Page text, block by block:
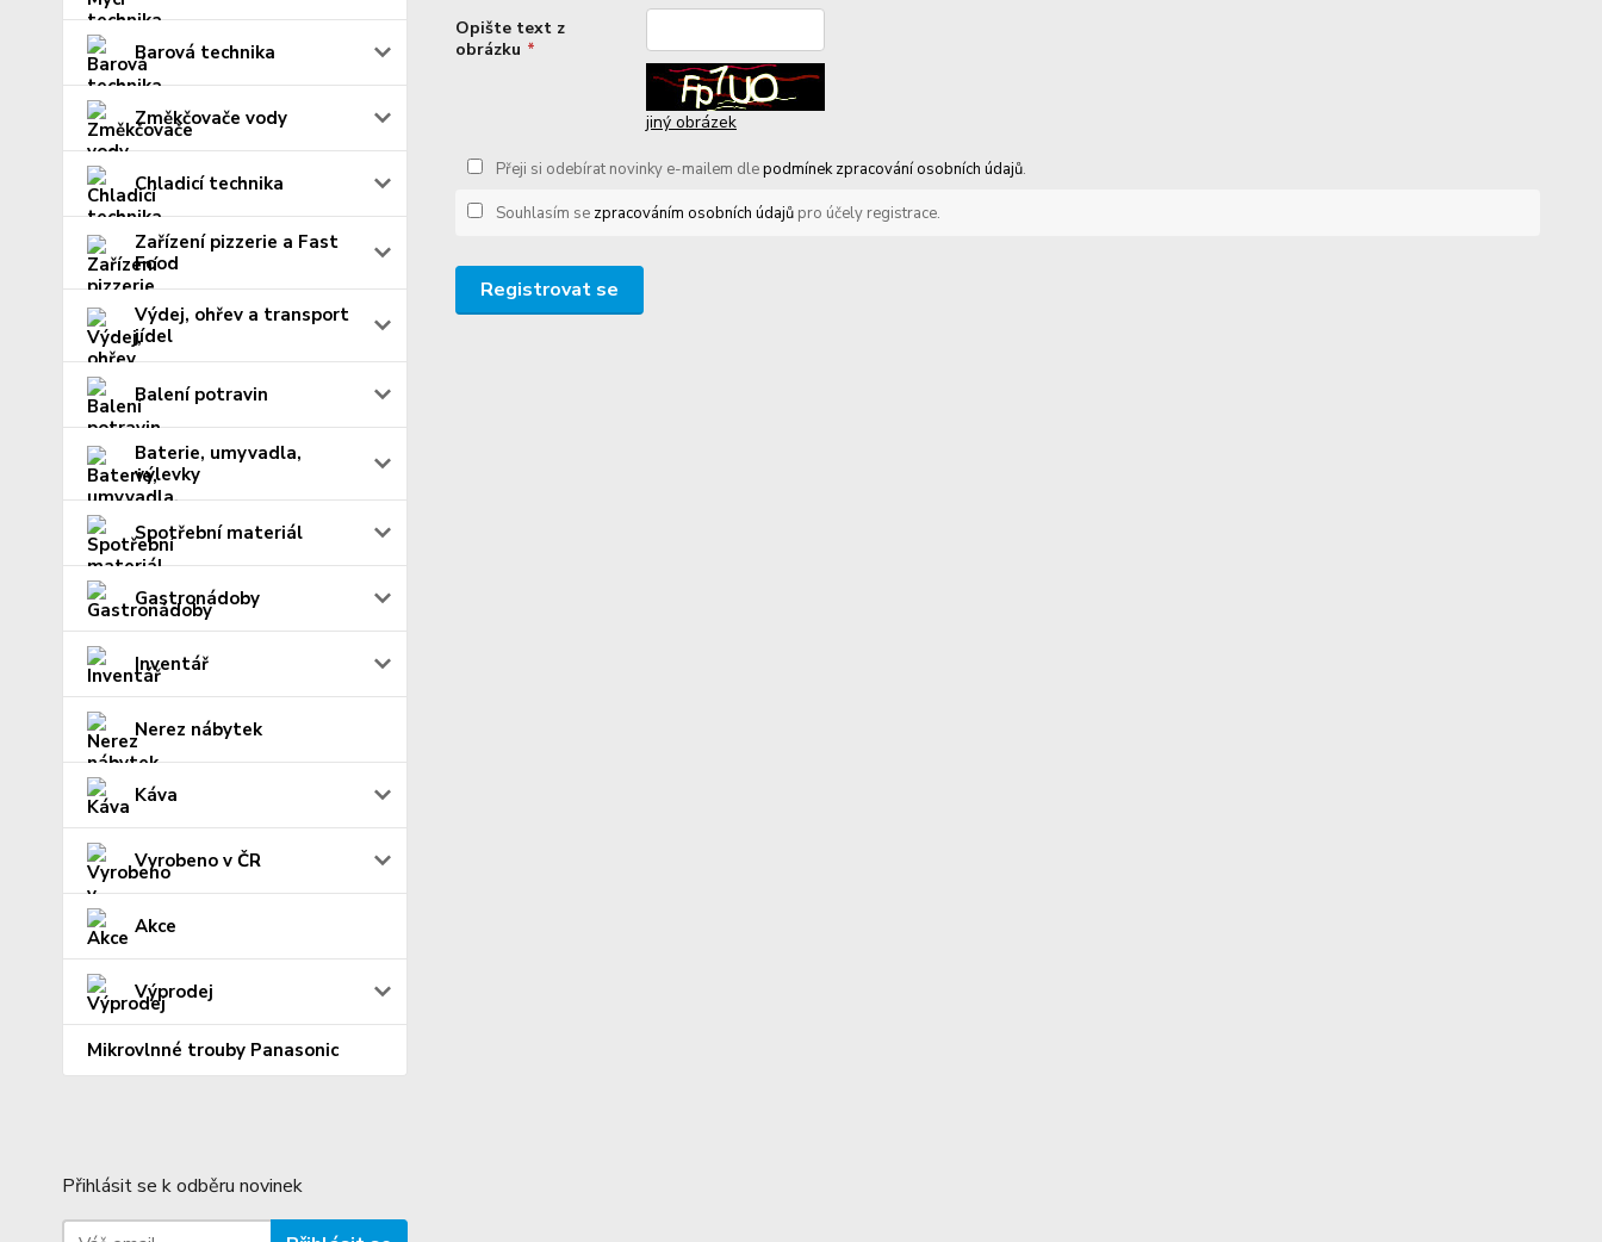
Barová technika
Změkčovače vody
Chladicí technika
Zařízení pizzerie a Fast
Food
Výdej, ohřev a transport
jídel
Balení potravin
Baterie, umyvadla,
výlevky
Spotřební materiál
Gastronádoby
Inventář
Nerez nábytek
Káva
Vyrobeno v ČR
Akce
Výprodej
Mikrovlnné trouby Panasonic
Přihlásit se k odběru novinek
Opište text z
obrázku *
jiný obrázek
Přeji si odebírat novinky e-mailem dlepodmínek zpracování osobních údajů.
Souhlasím se zpracováním osobních údajůpro účely registrace.
Registrovat se